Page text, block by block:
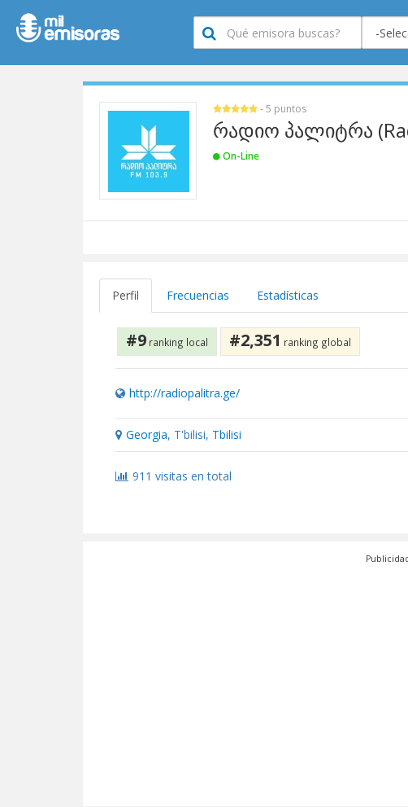
- 5 puntos
რადიო პალიტრა
On-Line
Perfil Frecuencias Estadísticas
#9 ranking local #2,351 ranking global
http://radiopalitra.ge/
Georgia, T'bilisi, Tbilisi
911 visitas en total